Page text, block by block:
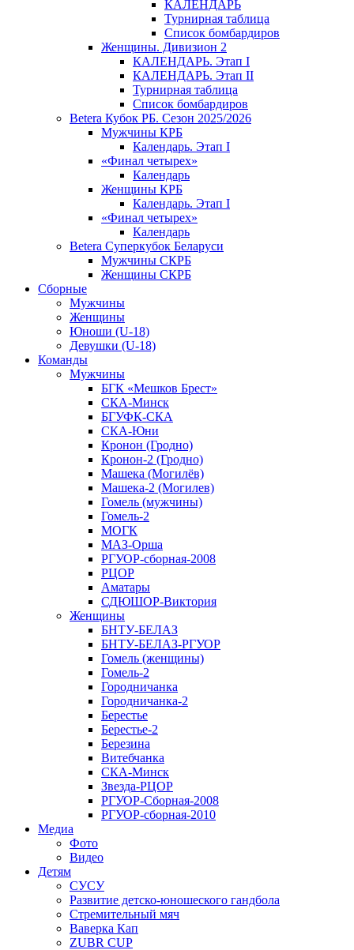
КАЛЕНДАРЬ
Турнирная таблица
Список бомбардиров
Женщины. Дивизион 2
КАЛЕНДАРЬ. Этап I
КАЛЕНДАРЬ. Этап II
Турнирная таблица
Список бомбардиров
Betera Кубок РБ. Сезон 2025/2026
Мужчины КРБ
Календарь. Этап I
«Финал четырех»
Календарь
Женщины КРБ
Календарь. Этап I
«Финал четырех»
Календарь
Betera Суперкубок Беларуси
Мужчины СКРБ
Женщины СКРБ
Сборные
Мужчины
Женщины
Юноши (U-18)
Девушки (U-18)
Команды
Мужчины
БГК «Мешков Брест»
СКА-Минск
БГУФК-СКА
СКА-Юни
Кронон (Гродно)
Кронон-2 (Гродно)
Машека (Могилёв)
Машека-2 (Могилев)
Гомель (мужчины)
Гомель-2
МОГК
МАЗ-Орша
РГУОР-сборная-2008
РЦОР
Аматары
СДЮШОР-Виктория
Женщины
БНТУ-БЕЛАЗ
БНТУ-БЕЛАЗ-РГУОР
Гомель (женщины)
Гомель-2
Городничанка
Городничанка-2
Берестье
Берестье-2
Березина
Витебчанка
СКА-Минск
Звезда-РЦОР
РГУОР-Сборная-2008
РГУОР-сборная-2010
Медиа
Фото
Видео
Детям
СУСУ
Развитие детско-юношеского гандбола
Стремительный мяч
Ваверка Кап
ZUBR CUP